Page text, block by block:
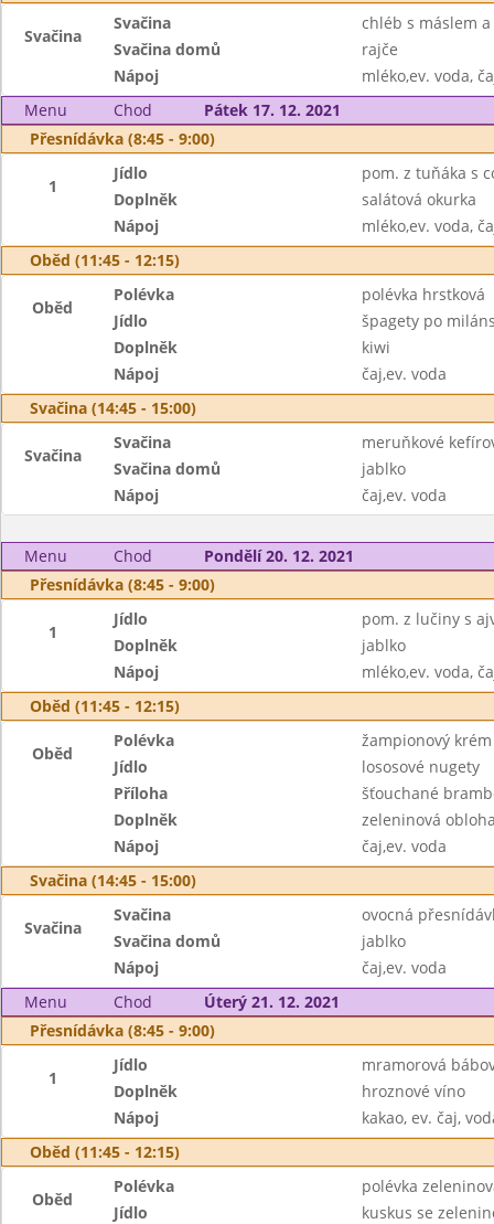
Svačina
Svačina
chléb s máslem
Svačina domů
rajče
Nápoj
mléko,ev. voda,
Menu
Chod
Pátek 17. 12. 2021
Přesnídávka (8:45 - 9:00)
1
Jídlo
pom. z tuňáka s
Doplněk
salátová okurka
Nápoj
mléko,ev. voda,
Oběd (11:45 - 12:15)
Oběd
Polévka
polévka hrstková
Jídlo
špagety po
Doplněk
kiwi
Nápoj
čaj,ev. voda
Svačina (14:45 - 15:00)
Svačina
Svačina
meruňkové
Svačina domů
jablko
Nápoj
čaj,ev. voda
Menu Chod
Pondělí 20. 12. 2021
Přesnídávka (8:45 - 9:00)
1
Jídlo
pom. z lučiny s
Doplněk
jablko
Nápoj
mléko,ev. voda,
Oběd (11:45 - 12:15)
Oběd
Polévka
žampionový
Jídlo
lososové nugety
Příloha
šťouchané
Doplněk
zeleninová
Nápoj
čaj,ev. voda
Svačina (14:45 - 15:00)
Svačina
Svačina
ovocná
Svačina domů
jablko
Nápoj
čaj,ev. voda
Menu
Chod
Úterý 21. 12. 2021
Přesnídávka (8:45 - 9:00)
1
Jídlo
mramorová
Doplněk
hroznové víno
Nápoj
kakao, ev. čaj,
Oběd (11:45 - 12:15)
Oběd
Polévka
polévka
Jídlo
kuskus se